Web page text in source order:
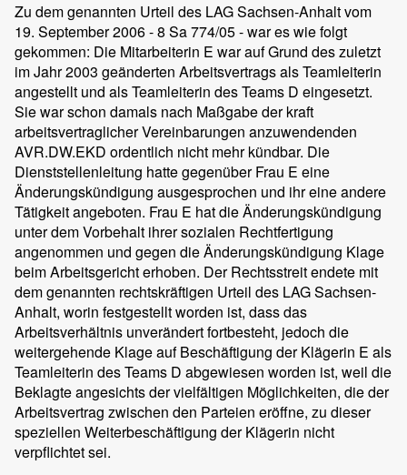
Zu dem genannten Urteil des LAG Sachsen-Anhalt vom
19. September 2006 - 8 Sa 774/05 - war es wie folgt
gekommen: Die Mitarbeiterin E war auf Grund des zuletzt
im Jahr 2003 geänderten Arbeitsvertrags als Teamleiterin
angestellt und als Teamleiterin des Teams D eingesetzt.
Sie war schon damals nach Maßgabe der kraft
arbeitsvertraglicher Vereinbarungen anzuwendenden
AVR.DW.EKD ordentlich nicht mehr kündbar. Die
Dienststellenleitung hatte gegenüber Frau E eine
Änderungskündigung ausgesprochen und ihr eine andere
Tätigkeit angeboten. Frau E hat die Änderungskündigung
unter dem Vorbehalt ihrer sozialen Rechtfertigung
angenommen und gegen die Änderungskündigung Klage
beim Arbeitsgericht erhoben. Der Rechtsstreit endete mit
dem genannten rechtskräftigen Urteil des LAG Sachsen-
Anhalt, worin festgestellt worden ist, dass das
Arbeitsverhältnis unverändert fortbesteht, jedoch die
weitergehende Klage auf Beschäftigung der Klägerin E als
Teamleiterin des Teams D abgewiesen worden ist, weil die
Beklagte angesichts der vielfältigen Möglichkeiten, die der
Arbeitsvertrag zwischen den Parteien eröffne, zu dieser
speziellen Weiterbeschäftigung der Klägerin nicht
verpflichtet sei.